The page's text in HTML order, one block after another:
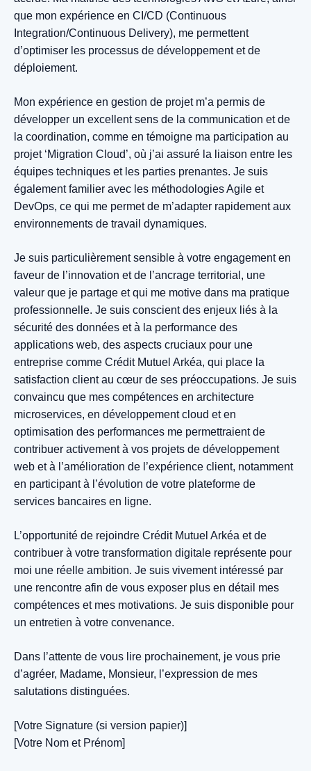
que mon expérience en CI/CD (Continuous
Integration/Continuous Delivery), me permettent
d’optimiser les processus de développement et de
déploiement.
Mon expérience en gestion de projet m’a permis de
développer un excellent sens de la communication et de
la coordination, comme en témoigne ma participation au
projet ‘Migration Cloud’, où j’ai assuré la liaison entre les
équipes techniques et les parties prenantes. Je suis
également familier avec les méthodologies Agile et
DevOps, ce qui me permet de m’adapter rapidement aux
environnements de travail dynamiques.
Je suis particulièrement sensible à votre engagement en
faveur de l’innovation et de l’ancrage territorial, une
valeur que je partage et qui me motive dans ma pratique
professionnelle. Je suis conscient des enjeux liés à la
sécurité des données et à la performance des
applications web, des aspects cruciaux pour une
entreprise comme Crédit Mutuel Arkéa, qui place la
satisfaction client au cœur de ses préoccupations. Je suis
convaincu que mes compétences en architecture
microservices, en développement cloud et en
optimisation des performances me permettraient de
contribuer activement à vos projets de développement
web et à l’amélioration de l’expérience client, notamment
en participant à l’évolution de votre plateforme de
services bancaires en ligne.
L’opportunité de rejoindre Crédit Mutuel Arkéa et de
contribuer à votre transformation digitale représente pour
moi une réelle ambition. Je suis vivement intéressé par
une rencontre afin de vous exposer plus en détail mes
compétences et mes motivations. Je suis disponible pour
un entretien à votre convenance.
Dans l’attente de vous lire prochainement, je vous prie
d’agréer, Madame, Monsieur, l’expression de mes
salutations distinguées.
[Votre Signature (si version papier)]
[Votre Nom et Prénom]